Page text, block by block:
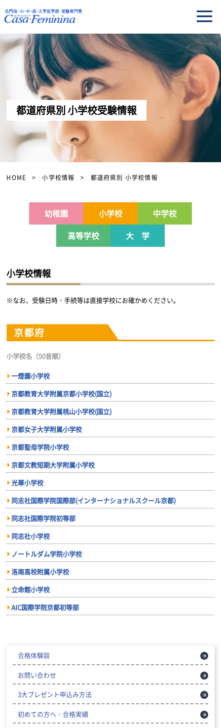
都道府県別 小学校受験情報
HOME 小学校情報 都道府県別 小学校情報
幼稚園 小学校
中学校
高等学校
大 学
小学校情報
※なお、受験日時・手続等は直接学校にお確かめください。
京都府
小学校名（50音順）
一燈園小学校
京都教育大学附属京都小学校(国立)
京都教育大学附属桃山小学校(国立)
京都女子大学附属小学校
京都聖母学院小学校
京都文教短期大学附属小学校
光華小学校
同志社国際学院国際部(インターナショナルスクール京都)
同志社国際学院初等部
同志社小学校
ノートルダム学院小学校
洛南高校附属小学校
立命館小学校
AIC国際学院京都初等部
合格体験談
お問い合わせ
3大プレゼント申込み方法
初めての方へ・合格実績